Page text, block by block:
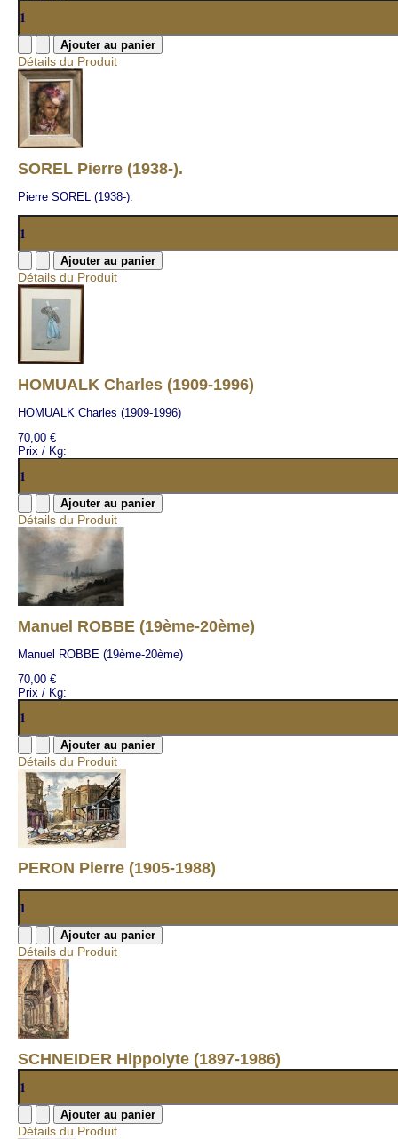
Détails du Produit
SOREL Pierre (1938-).
Pierre SOREL (1938-).
Détails du Produit
HOMUALK Charles (1909-1996)
HOMUALK Charles (1909-1996)
70,00 €
Prix / Kg:
Détails du Produit
Manuel ROBBE (19ème-20ème)
Manuel ROBBE (19ème-20ème)
70,00 €
Prix / Kg:
Détails du Produit
PERON Pierre (1905-1988)
Détails du Produit
SCHNEIDER Hippolyte (1897-1986)
Détails du Produit